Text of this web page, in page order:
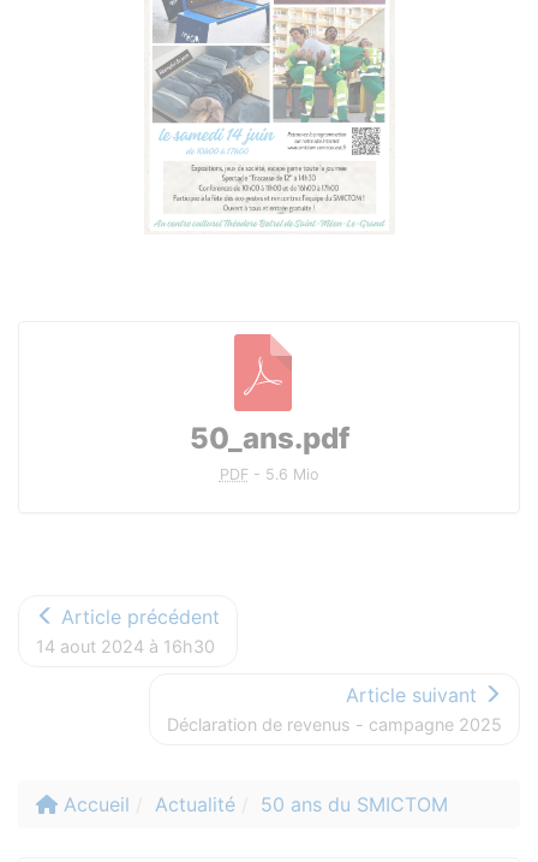
Documents à télécharger
50_ans.pdf
PDF- 5.6 Mio
Article précédent
14 aout 2024 à 16h30
Article suivant
Déclaration de revenus - campagne 2025
Accueil Actualité 50 ans du SMICTOM